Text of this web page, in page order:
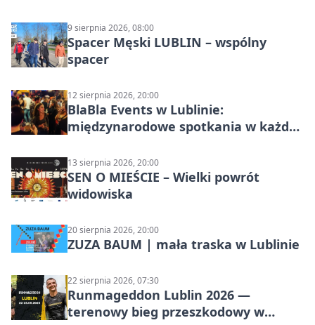
9 sierpnia 2026, 08:00
Spacer Męski LUBLIN – wspólny
spacer
12 sierpnia 2026, 20:00
BlaBla Events w Lublinie:
międzynarodowe spotkania w każdą
13 sierpnia 2026, 20:00
SEN O MIEŚCIE – Wielki powrót
widowiska
20 sierpnia 2026, 20:00
ZUZA BAUM | mała traska w Lublinie
22 sierpnia 2026, 07:30
Runmageddon Lublin 2026 —
terenowy bieg przeszkodowy w